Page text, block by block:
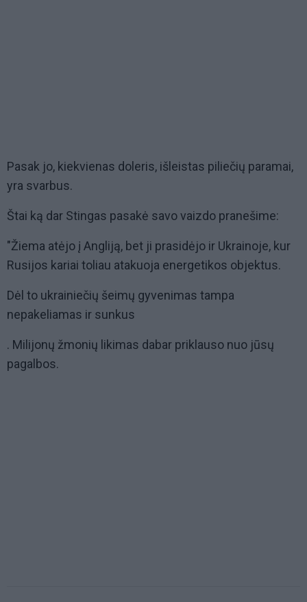
Pasak jo, kiekvienas doleris, išleistas piliečių paramai,
yra svarbus.
Štai ką dar Stingas pasakė savo vaizdo pranešime:
"Žiema atėjo į Angliją, bet ji prasidėjo ir Ukrainoje, kur
Rusijos kariai toliau atakuoja energetikos objektus.
Dėl to ukrainiečių šeimų gyvenimas tampa
nepakeliamas ir sunkus
. Milijonų žmonių likimas dabar priklauso nuo jūsų
pagalbos.